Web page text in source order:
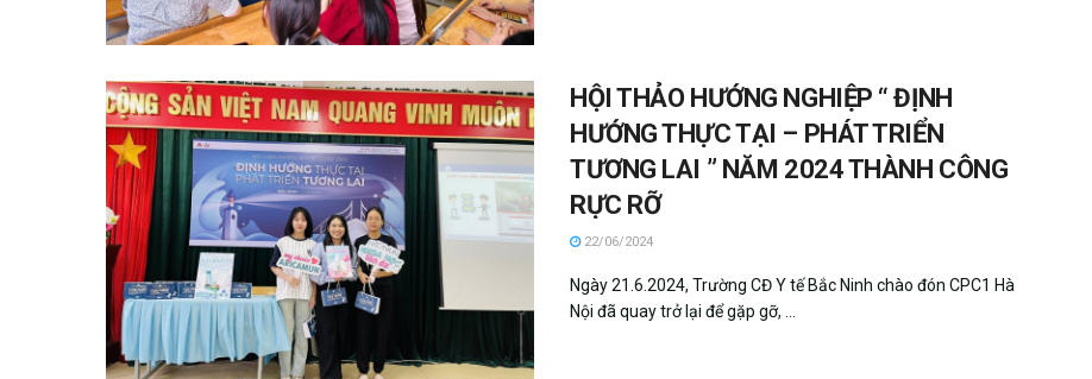
HỘI THẢO HƯỚNG NGHIỆP “ ĐỊNH
HƯỚNG THỰC TẠI – PHÁT TRIỂN
TƯƠNG LAI ” NĂM 2024 THÀNH CÔNG
RỰC RỠ
22/06/2024
Ngày 21.6.2024, Trường CĐ Y tế Bắc Ninh chào đón CPC1 Hà
Nội đã quay trở lại để gặp gỡ, ...